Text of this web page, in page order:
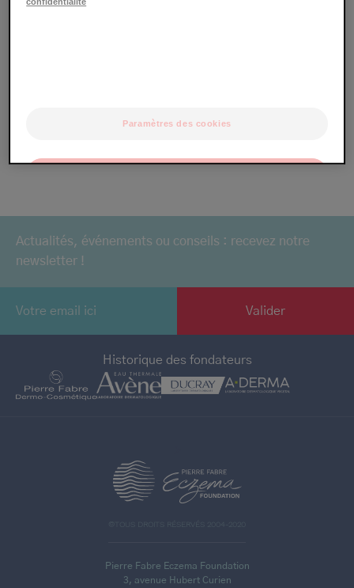
Actualités, événements ou conseils : recevez notre
newsletter !
Historique des fondateurs
©TOUS DROITS RÉSERVÉS 2004-2020
Pierre Fabre Eczema Foundation
3, avenue Hubert Curien
Paramètres des cookies